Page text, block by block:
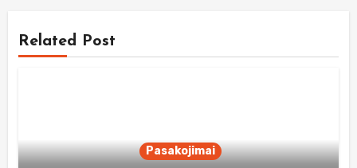
Related Post
Pasakojimai